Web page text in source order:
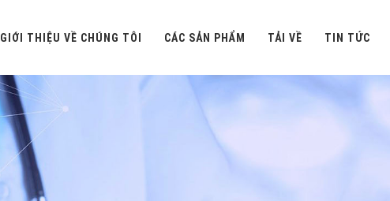
GIỚI THIỆU VỀ CHÚNG TÔI CÁC SẢN PHẨM TẢI VỀ TIN TỨC